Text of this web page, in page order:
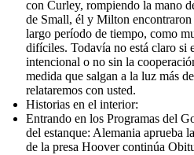
con Curley, rompiendo la mano
de Small, él y Milton
largo período de tiempo, como
difíciles. Todavía no está claro si
intencional o no sin la
medida que salgan a la luz más
relataremos con usted.
Historias en el interior:
Entrando en los Programas del
del estanque: Alemania aprueba
de la presa Hoover continúa